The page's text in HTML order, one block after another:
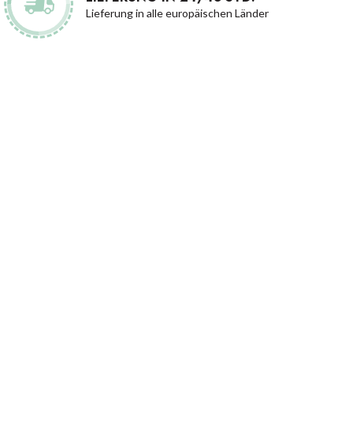
Lieferung in alle europäischen Länder